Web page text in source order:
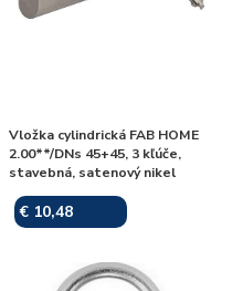
Vložka cylindrická FAB HOME
2.00**/DNs 45+45, 3 kľúče,
stavebná, satenový nikel
€ 10,48